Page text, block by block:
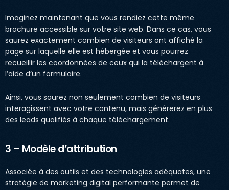
Imaginez maintenant que vous rendiez cette même
brochure accessible sur votre site web. Dans ce cas, vous
saurez exactement combien de visiteurs ont affiché la
page sur laquelle elle est hébergée et vous pourrez
recueillir les coordonnées de ceux qui la téléchargent à
l’aide d’un formulaire.
Ainsi, vous saurez non seulement combien de visiteurs
interagissent avec votre contenu, mais générerez en plus
des leads qualifiés à chaque téléchargement.
3 – Modèle d’attribution
Associée à des outils et des technologies adéquates, une
stratégie de marketing digital performante permet de